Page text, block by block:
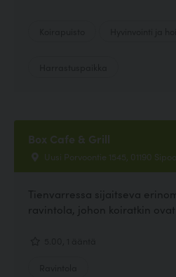
Box Cafe & Grill
Uusi Porvoontie 1545, 01190
Tienvarressa sijaitseva
ravintola, johon koiratkin